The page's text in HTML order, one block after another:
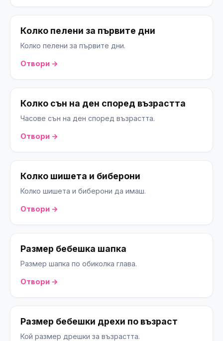
Колко пелени за първите дни
Колко пелени за първите дни.
Отвори →
Колко сън на ден според възрастта
Часове сън на ден според възрастта.
Отвори →
Колко шишета и биберони
Колко шишета и биберони да имаш.
Отвори →
Размер бебешка шапка
Размер шапка по обиколка глава.
Отвори →
Размер бебешки дрехи по възраст
Кой размер дрешки за възрастта.